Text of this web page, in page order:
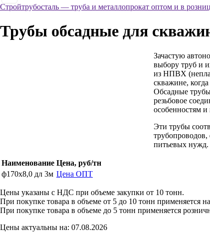
Стройтрубосталь — труба и металлопрокат оптом и в
Трубы обсадные для
Зачастую
выбору труб и
из НПВХ
скважине,
Обсадные
резьбовое
особенностям и
Эти трубы
питьевых нужд.
Наименование Цена, руб/тн
ф170х8,0 дл 3м Цена ОПТ
Цены указаны с НДС при объеме закупки от 10 тонн.
При покупке товара в объеме от 5 до 10 тонн применяется
При покупке товара в объеме до 5 тонн применяется
Цены актуальны на: 07.08.2026